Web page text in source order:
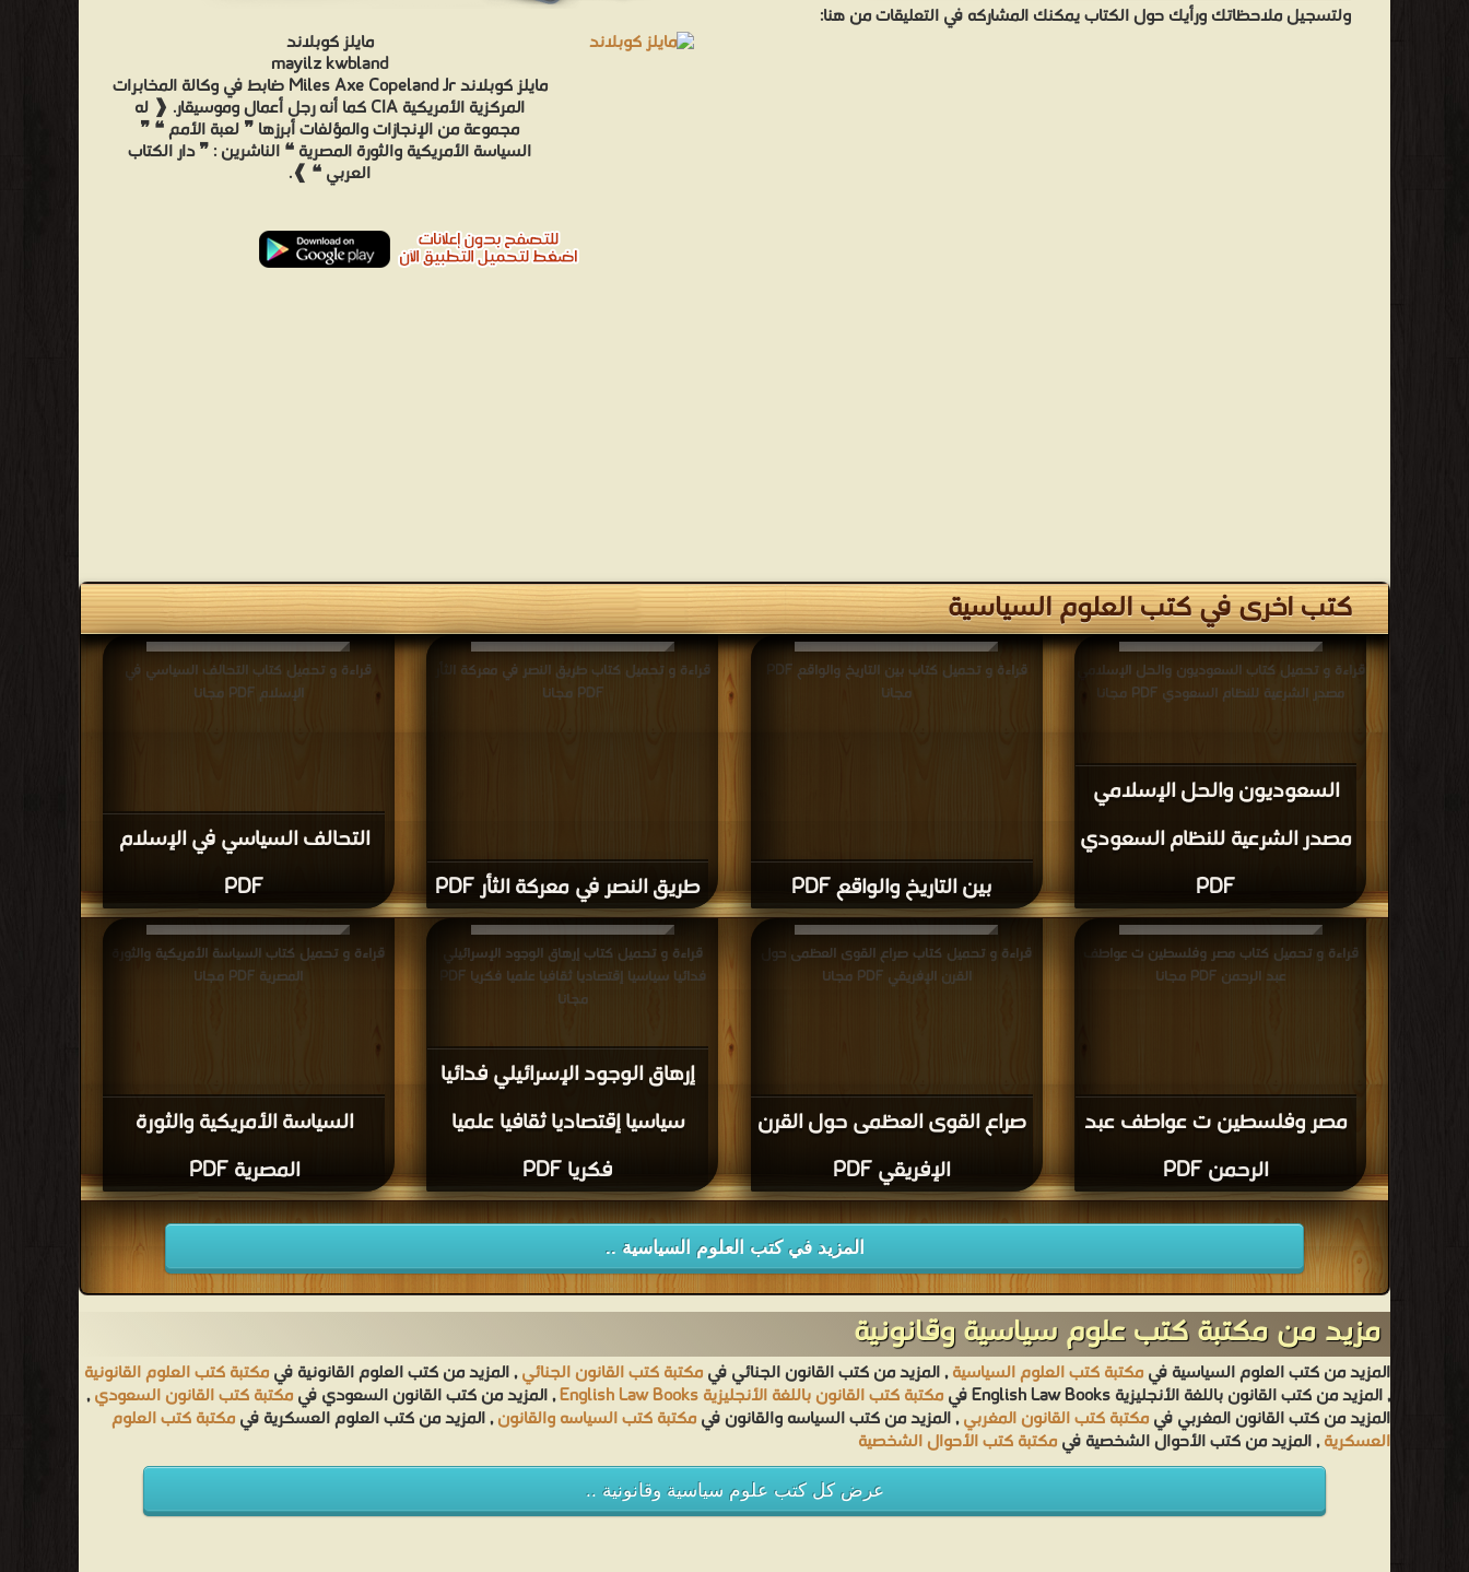
ولتسجيل ملاحظاتك ورأيك حول الكتاب يمكنك المشاركه في التعليقات من هنا:
مايلز كوبلاند
mayilz kwbland
مايلز كوبلاند Miles Axe Copeland Jr ضابط في وكالة المخابرات
المركزية الأمريكية CIA كما أنه رجل أعمال وموسيقار. ❰ له
مجموعة من الإنجازات والمؤلفات أبرزها ❞ لعبة الأمم ❝ ❞
السياسة الأمريكية والثورة المصرية ❝ الناشرين : ❞ دار الكتاب
العربي ❝ ❱.
كتب اخرى في كتب العلوم السياسية
التحالف السياسي في الإسلام
PDF
قراءة و تحميل كتاب التحالف السياسي في
الإسلام PDF مجانا
طريق النصر في معركة الثأر PDF
قراءة و تحميل كتاب طريق النصر في معركة الثأر
PDF مجانا
بين التاريخ والواقع PDF
قراءة و تحميل كتاب بين التاريخ والواقع PDF
مجانا
السعوديون والحل الإسلامي
مصدر الشرعية للنظام السعودي
PDF
قراءة و تحميل كتاب السعوديون والحل الإسلامي
مصدر الشرعية للنظام السعودي PDF مجانا
السياسة الأمريكية والثورة
المصرية PDF
قراءة و تحميل كتاب السياسة الأمريكية والثورة
المصرية PDF مجانا
إرهاق الوجود الإسرائيلي فدائيا
سياسيا إقتصاديا ثقافيا علميا
فكريا PDF
قراءة و تحميل كتاب إرهاق الوجود الإسرائيلي
فدائيا سياسيا إقتصاديا ثقافيا علميا فكريا PDF
مجانا
صراع القوى العظمى حول القرن
الإفريقي PDF
قراءة و تحميل كتاب صراع القوى العظمى حول
القرن الإفريقي PDF مجانا
مصر وفلسطين ت عواطف عبد
الرحمن PDF
قراءة و تحميل كتاب مصر وفلسطين ت عواطف
عبد الرحمن PDF مجانا
المزيد في كتب العلوم السياسية ..
مزيد من مكتبة كتب علوم سياسية وقانونية
المزيد من كتب العلوم السياسية فيمكتبة كتب العلوم السياسية, المزيد من كتب القانون الجنائي فيمكتبة كتب القانون الجنائي, المزيد من كتب العلوم القانونية فيمكتبة كتب العلوم القانونية
, المزيد من كتب القانون باللغة الأنجليزية English Law Books في مكتبة كتب القانون باللغة الأنجليزية English Law Books , المزيد من كتب القانون السعودي فيمكتبة كتب القانون السعودي,
المزيد من كتب القانون المغربي فيمكتبة كتب القانون المغربي, المزيد من كتب السياسه والقانون فيمكتبة كتب السياسه والقانون, المزيد من كتب العلوم العسكرية فيمكتبة كتب العلوم
العسكرية, المزيد من كتب الأحوال الشخصية فيمكتبة كتب الأحوال الشخصية
عرض كل كتب علوم سياسية وقانونية ..